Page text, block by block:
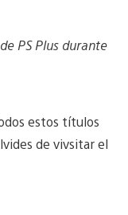
PS Plus durante
estos títulos
de vivsitar el